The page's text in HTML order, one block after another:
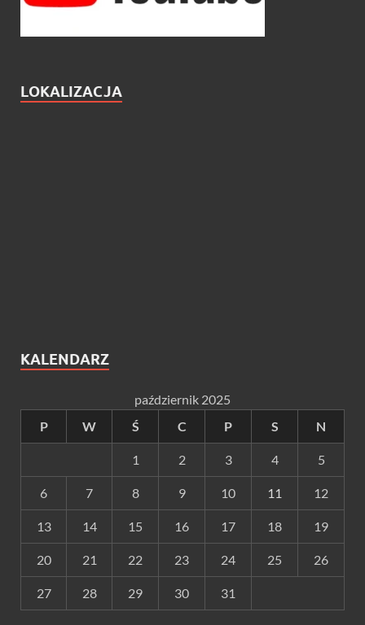
LOKALIZACJA
KALENDARZ
październik 2025
P
W Ś C P S N
1 2 3 4 5
6 7 8 9 10 11 12
13 14 15 16 17 18 19
20 21 22 23 24 25 26
27 28 29 30 31